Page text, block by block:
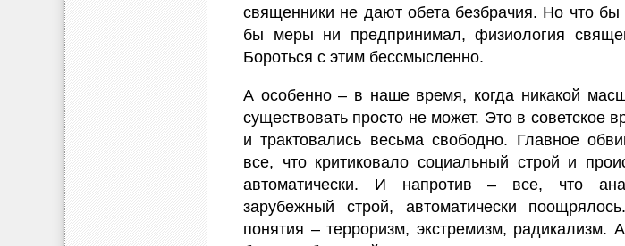
священники не дают обета безбрачия. Но что бы
бы меры ни предпринимал, физиология
Бороться с этим бессмысленно.
А особенно – в наше время, когда никакой
существовать просто не может. Это в советское
и трактовались весьма свободно. Главное
все, что критиковало социальный строй и
автоматически. И напротив – все, что
зарубежный строй, автоматически
понятия – терроризм, экстремизм, радикализм.